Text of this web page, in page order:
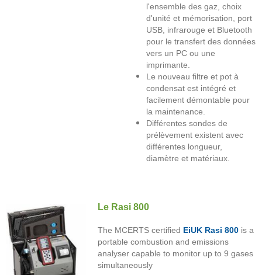
l'ensemble des gaz, choix
d'unité et mémorisation, port
USB, infrarouge et Bluetooth
pour le transfert des données
vers un PC ou une
imprimante.
Le nouveau filtre et pot à
condensat est intégré et
facilement démontable pour
la maintenance.
Différentes sondes de
prélèvement existent avec
différentes longueur,
diamètre et matériaux.
Le Rasi 800
The MCERTS certified EiUK Rasi 800 is a
portable combustion and emissions
analyser capable to monitor up to 9 gases
simultaneously